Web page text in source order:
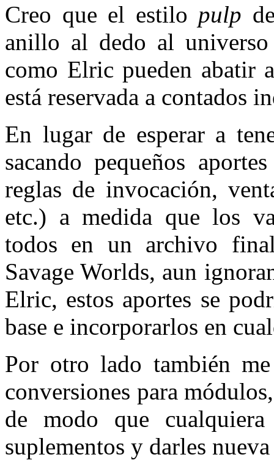
Creo que el estilo pulp
anillo al dedo al universo
como Elric pueden abatir
está reservada a contados
En lugar de esperar a
sacando pequeños
reglas de invocación,
etc.) a medida que los
todos en un archivo
Savage Worlds, aun
Elric, estos aportes se
base e incorporarlos en
Por otro lado también
conversiones para
de modo que
suplementos y darles